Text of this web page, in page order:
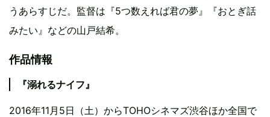
うあらすじだ。監督は『5つ数えれば君の夢』『おとぎ話
みたい』などの山戸結希。
作品情報
『溺れるナイフ』
2016年11月5日（土）からTOHOシネマズ渋谷ほか全国で